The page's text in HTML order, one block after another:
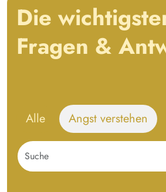
Die
Fragen &
Alle Angst verstehen